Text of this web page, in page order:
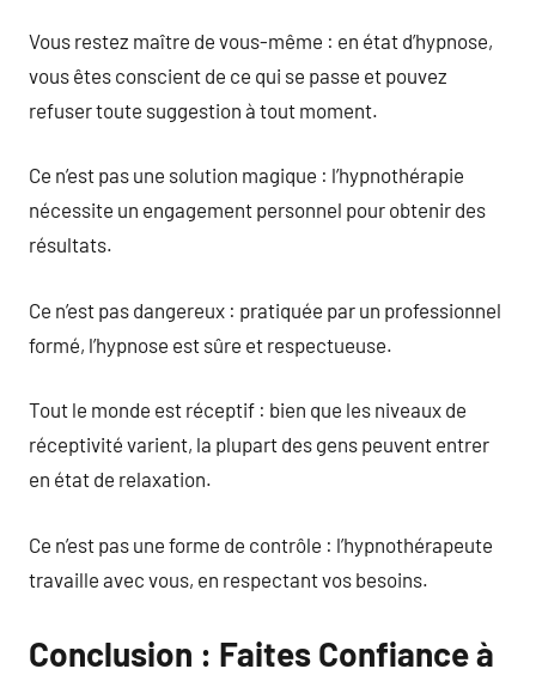
Vous restez maître de vous-même : en état d’hypnose,
vous êtes conscient de ce qui se passe et pouvez
refuser toute suggestion à tout moment.
Ce n’est pas une solution magique : l’hypnothérapie
nécessite un engagement personnel pour obtenir des
résultats.
Ce n’est pas dangereux : pratiquée par un professionnel
formé, l’hypnose est sûre et respectueuse.
Tout le monde est réceptif : bien que les niveaux de
réceptivité varient, la plupart des gens peuvent entrer
en état de relaxation.
Ce n’est pas une forme de contrôle : l’hypnothérapeute
travaille avec vous, en respectant vos besoins.
Conclusion : Faites Confiance à